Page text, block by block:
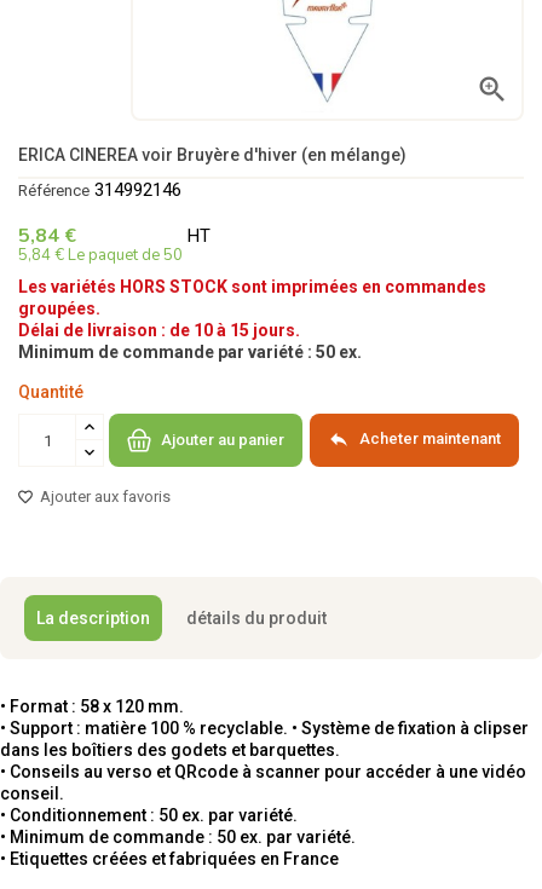

ERICA CINEREA voir Bruyère d'hiver (en mélange)
Référence 314992146
5,84 €
5,84 € Le paquet de 50
HT
Les variétés HORS STOCK sont imprimées en commandes
groupées.
Délai de livraison : de 10 à 15 jours.
Minimum de commande par variété : 50 ex.
Quantité
Ajouter au panier  Acheter maintenant
Ajouter aux favoris
La description détails du produit
• Format : 58 x 120 mm.
• Support : matière 100 % recyclable. • Système de fixation à clipser
dans les boîtiers des godets et barquettes.
• Conseils au verso et QRcode à scanner pour accéder à une vidéo
conseil.
• Conditionnement : 50 ex. par variété.
• Minimum de commande : 50 ex. par variété.
• Etiquettes créées et fabriquées en France